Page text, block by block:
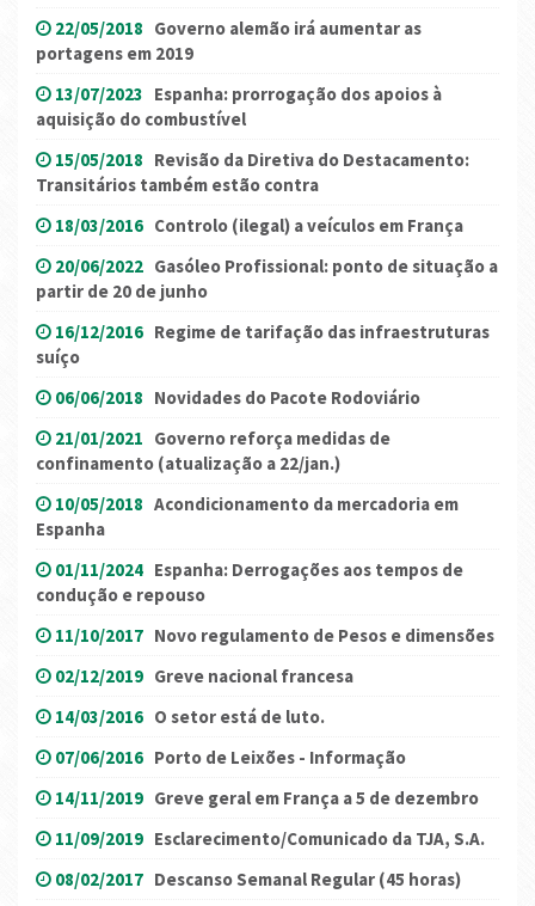
22/05/2018 Governo alemão irá aumentar as
portagens em 2019
13/07/2023 Espanha: prorrogação dos apoios à
aquisição do combustível
15/05/2018 Revisão da Diretiva do Destacamento:
Transitários também estão contra
18/03/2016 Controlo (ilegal) a veículos em França
20/06/2022 Gasóleo Profissional: ponto de situação a
partir de 20 de junho
16/12/2016 Regime de tarifação das infraestruturas
suíço
06/06/2018 Novidades do Pacote Rodoviário
21/01/2021 Governo reforça medidas de
confinamento (atualização a 22/jan.)
10/05/2018 Acondicionamento da mercadoria em
Espanha
01/11/2024 Espanha: Derrogações aos tempos de
condução e repouso
11/10/2017 Novo regulamento de Pesos e dimensões
02/12/2019 Greve nacional francesa
14/03/2016 O setor está de luto.
07/06/2016 Porto de Leixões - Informação
14/11/2019 Greve geral em França a 5 de dezembro
11/09/2019 Esclarecimento/Comunicado da TJA, S.A.
08/02/2017 Descanso Semanal Regular (45 horas)